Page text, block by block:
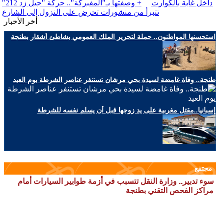
الشرطة
+ طنجة.. العثور على جثة أربعيني معلقة
بواسطة حبل داخل غابة بالكوارت
+ وصفتها
بـ"المفبركة".. حركة "جيل زد 212" تتبرأ من منشورات
تحرض على النزول إلى الشارع
أخر الأخبار
استحسنها المواطنون.. حملة لتحرير الملك العمومي بشاطئ أشقار بطنجة
طنجة.. وفاة غامضة لسيدة بحي مرشان تستنفر عناصر الشرطة يوم العيد
إسبانيا..مقتل مغربية على يد زوجها قبل أن يسلم نفسه للشرطة
مجتمع